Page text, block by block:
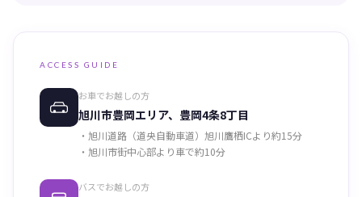
ACCESS GUIDE
お車でお越しの方
旭川市豊岡エリア、豊岡4条8丁目
・旭川道路（道央自動車道）旭川鷹栖ICより約15分
・旭川市街中心部より車で約10分
バスでお越しの方